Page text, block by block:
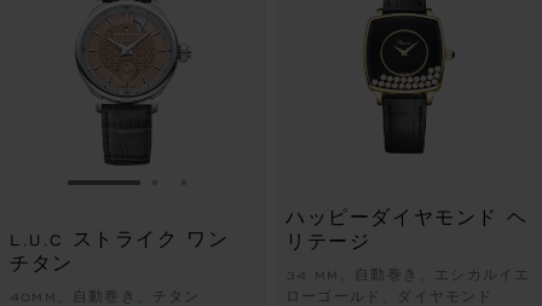
スライドに移動 1
L.U.C ストライク ワン
チタン
40MM、自動巻き、チタン
ハッピーダイヤモンド ヘ
リテージ
34 MM、自動巻き、エシカルイエ
ローゴールド、ダイヤモンド